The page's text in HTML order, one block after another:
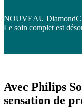
NOUVEAU
Le soin complet est
Avec Philips
sensation de